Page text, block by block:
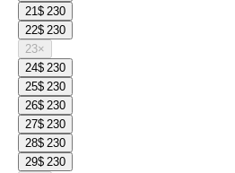
21$ 230
22$ 230
23×
24$ 230
25$ 230
26$ 230
27$ 230
28$ 230
29$ 230